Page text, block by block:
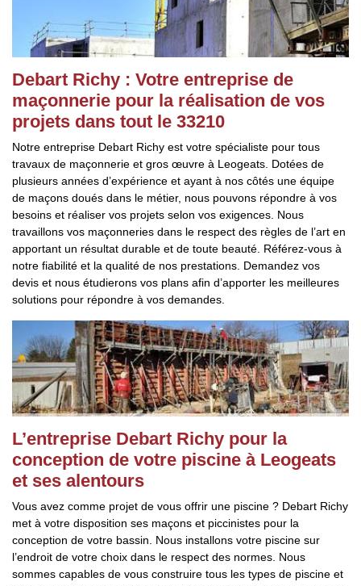
Debart Richy : Votre entreprise de
maçonnerie pour la réalisation de vos
projets dans tout le 33210
Notre entreprise Debart Richy est votre spécialiste pour tous
travaux de maçonnerie et gros œuvre à Leogeats. Dotées de
plusieurs années d’expérience et ayant à nos côtés une équipe
de maçons doués dans le métier, nous pouvons répondre à vos
besoins et réaliser vos projets selon vos exigences. Nous
travaillons vos maçonneries dans le respect des règles de l’art en
apportant un résultat durable et de toute beauté. Référez-vous à
notre fiabilité et la qualité de nos prestations. Demandez vos
devis et nous étudierons vos plans afin d’apporter les meilleures
solutions pour répondre à vos demandes.
L’entreprise Debart Richy pour la
conception de votre piscine à Leogeats
et ses alentours
Vous avez comme projet de vous offrir une piscine ? Debart Richy
met à votre disposition ses maçons et piccinistes pour la
conception de votre bassin. Nous installons votre piscine sur
l’endroit de votre choix dans le respect des normes. Nous
sommes capables de vous construire tous les types de piscine et